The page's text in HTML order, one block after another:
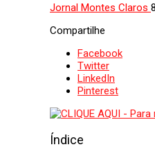
Jornal Montes Claros
Compartilhe
Facebook
Twitter
LinkedIn
Pinterest
Índice